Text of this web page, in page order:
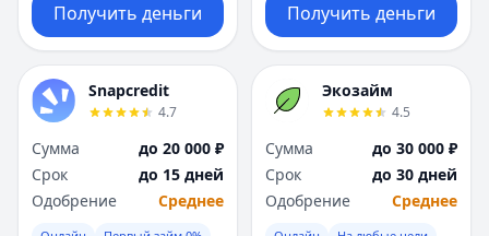
Получить деньги Получить деньги
Snapcredit
4.7
Сумма
до 20 000 ₽
Срок
до 15 дней
Одобрение
Среднее
Экозайм
4.5
Сумма
до 30 000 ₽
Срок
до 30 дней
Одобрение
Среднее